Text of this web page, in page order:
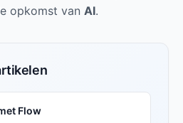
opkomst van AI.
Flow